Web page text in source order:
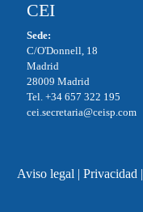
CEI
Sede:
C/O'Donnell, 18
Madrid
28009 Madrid
Tel. +34 657 322 195
cei.secretaria@ceisp.com
Aviso legal | Privacidad |